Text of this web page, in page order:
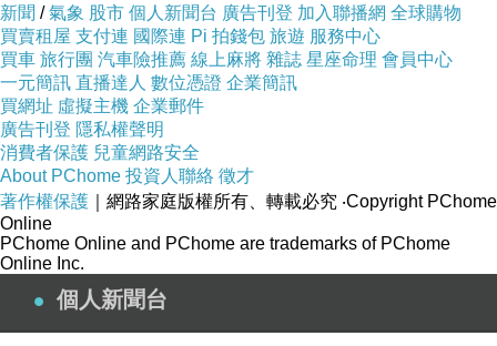
新聞 /氣象 股市 個人新聞台 廣告刊登 加入聯播網 全球購物
買賣租屋 支付連 國際連 Pi 拍錢包 旅遊 服務中心
買車 旅行團 汽車險推薦 線上麻將 雜誌 星座命理 會員中心
一元簡訊 直播達人 數位憑證 企業簡訊
買網址 虛擬主機 企業郵件
廣告刊登 隱私權聲明
消費者保護 兒童網路安全
About PChome 投資人聯絡 徵才
著作權保護 ｜網路家庭版權所有、轉載必究 ‧Copyright PChome
Online
PChome Online and PChome are trademarks of PChome
Online Inc.
個人新聞台